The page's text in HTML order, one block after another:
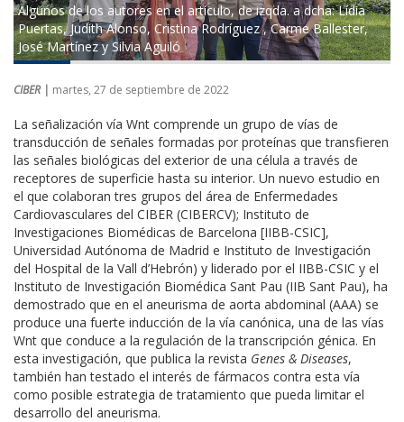
Algunos de los autores en el artículo, de izqda. a dcha: Lídia
Puertas, Judith Alonso, Cristina Rodríguez , Carme Ballester,
José Martínez y Silvia Aguiló
CIBER | martes, 27 de septiembre de 2022
La señalización vía Wnt comprende un grupo de vías de
transducción de señales formadas por proteínas que transfieren
las señales biológicas del exterior de una célula a través de
receptores de superficie hasta su interior. Un nuevo estudio en
el que colaboran tres grupos del área de Enfermedades
Cardiovasculares del CIBER (CIBERCV); Instituto de
Investigaciones Biomédicas de Barcelona [IIBB-CSIC],
Universidad Autónoma de Madrid e Instituto de Investigación
del Hospital de la Vall d’Hebrón) y liderado por el IIBB-CSIC y el
Instituto de Investigación Biomédica Sant Pau (IIB Sant Pau), ha
demostrado que en el aneurisma de aorta abdominal (AAA) se
produce una fuerte inducción de la vía canónica, una de las vías
Wnt que conduce a la regulación de la transcripción génica. En
esta investigación, que publica la revista Genes & Diseases,
también han testado el interés de fármacos contra esta vía
como posible estrategia de tratamiento que pueda limitar el
desarrollo del aneurisma.